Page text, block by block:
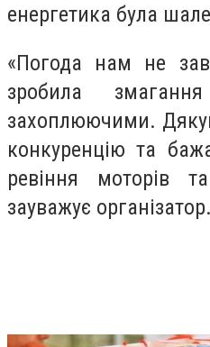
енергетика була
«Погода нам не
зробила
захоплюючими.
конкуренцію та
ревіння моторів
зауважує організатор.